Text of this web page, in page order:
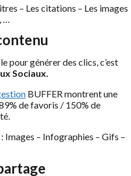
– Les citations – Les images
pour générer des clics, c’est
Sociaux.
BUFFER montrent une
de favoris / 150% de
Images – Infographies – Gifs –